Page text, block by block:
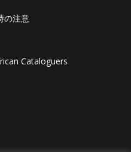
の注意
Cataloguers